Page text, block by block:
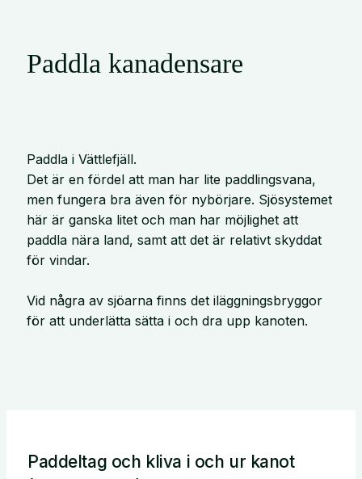
Paddla kanadensare
Paddla i Vättlefjäll.
Det är en fördel att man har lite paddlingsvana,
men fungera bra även för nybörjare. Sjösystemet
här är ganska litet och man har möjlighet att
paddla nära land, samt att det är relativt skyddat
för vindar.
Vid några av sjöarna finns det iläggningsbryggor
för att underlätta sätta i och dra upp kanoten.
Paddeltag och kliva i och ur kanot